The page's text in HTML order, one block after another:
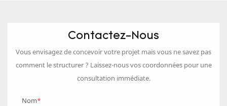
Contactez-Nous
Vous envisagez de concevoir votre projet mais vous ne savez pas
comment le structurer ? Laissez-nous vos coordonnées pour une
consultation immédiate.
Nom